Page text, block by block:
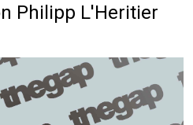
Philipp L'Heritier